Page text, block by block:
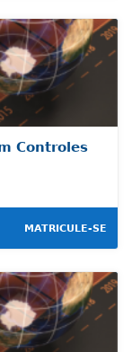
Controles
MATRICULE-SE